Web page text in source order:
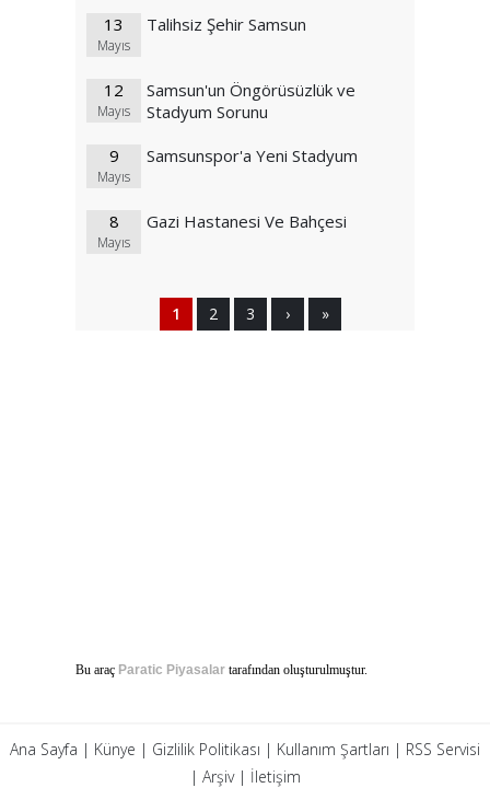
13
Mayıs
Talihsiz Şehir Samsun
12
Mayıs
Samsun'un Öngörüsüzlük ve
Stadyum Sorunu
9
Mayıs
Samsunspor'a Yeni Stadyum
8
Mayıs
Gazi Hastanesi Ve Bahçesi
1 2 3 › »
Bu araç Paratic Piyasalar tarafından oluşturulmuştur.
Ana Sayfa | Künye | Gizlilik Politikası | Kullanım Şartları | RSS Servisi
| Arşiv| İletişim